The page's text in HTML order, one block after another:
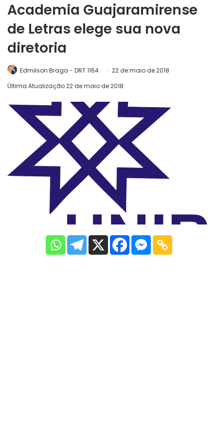
Academia Guajaramirense
de Letras elege sua nova
diretoria
Edmilson Braga - DRT 1164
22 de maio de 2018
Última Atualização 22 de maio de 2018